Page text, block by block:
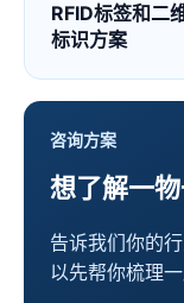
RFID标签和二
标识方案
咨询方案
想了解一物
告诉我们你的
以先帮你梳理一